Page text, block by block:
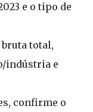
e o tipo de
total,
indústria e
confirme o